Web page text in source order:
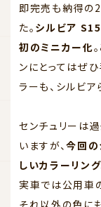
即完売も納得の2
た。 シルビア
初のミニカー化
ンにとってはぜ
ラーも、シルビ
センチュリーは
いますが、今回の
しいカラーリング
実車では公用車